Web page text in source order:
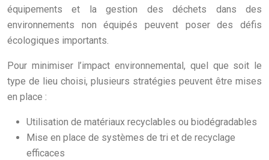
équipements et la gestion des déchets dans des
environnements non équipés peuvent poser des défis
écologiques importants.
Pour minimiser l’impact environnemental, quel que soit le
type de lieu choisi, plusieurs stratégies peuvent être mises
en place :
Utilisation de matériaux recyclables ou biodégradables
Mise en place de systèmes de tri et de recyclage
efficaces